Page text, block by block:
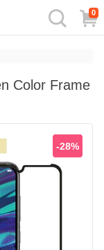
0
Color Frame
-28%